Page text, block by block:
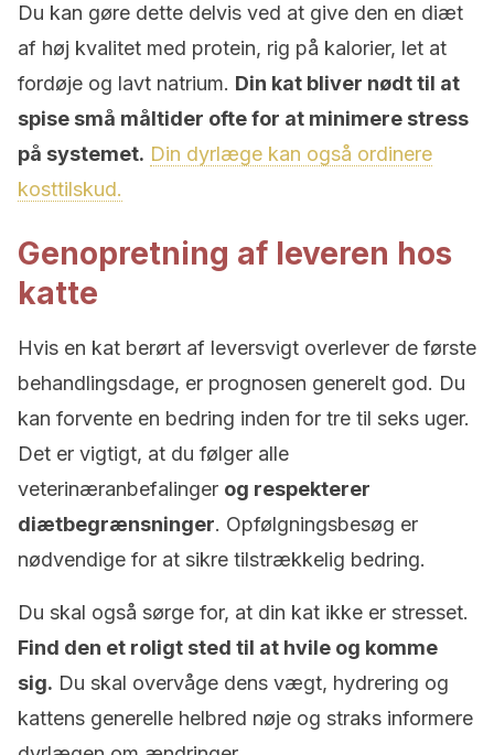
Du kan gøre dette delvis ved at give den en diæt
af høj kvalitet med protein, rig på kalorier, let at
fordøje og lavt natrium. Din kat bliver nødt til at
spise små måltider ofte for at minimere stress
på systemet. Din dyrlæge kan også ordinere
kosttilskud.
Genopretning af leveren hos
katte
Hvis en kat berørt af leversvigt overlever de første
behandlingsdage, er prognosen generelt god. Du
kan forvente en bedring inden for tre til seks uger.
Det er vigtigt, at du følger alle
veterinæranbefalinger og respekterer
diætbegrænsninger. Opfølgningsbesøg er
nødvendige for at sikre tilstrækkelig bedring.
Du skal også sørge for, at din kat ikke er stresset.
Find den et roligt sted til at hvile og komme
sig. Du skal overvåge dens vægt, hydrering og
kattens generelle helbred nøje og straks informere